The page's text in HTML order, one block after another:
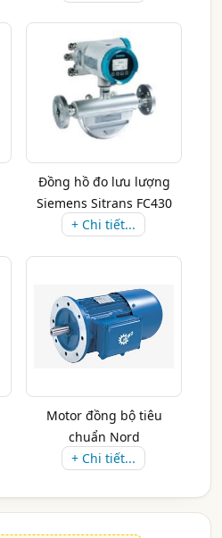
Đồng hồ đo lưu lượng
Siemens Sitrans FC430
+ Chi tiết...
Motor đồng bộ tiêu
chuẩn Nord
+ Chi tiết...